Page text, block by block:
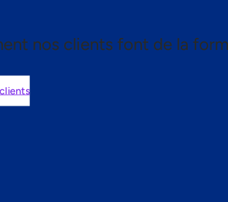
nos clients font de la